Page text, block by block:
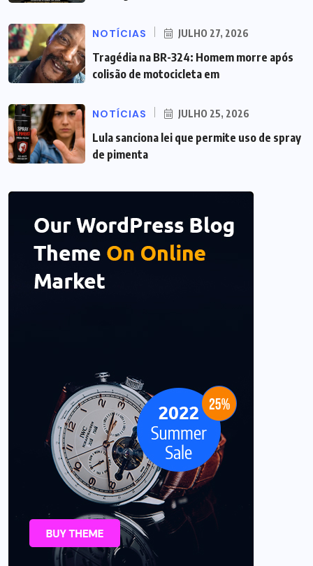
NOTÍCIAS JULHO 27, 2026
Tragédia na BR-324: Homem morre após
colisão de motocicleta em
NOTÍCIAS JULHO 25, 2026
Lula sanciona lei que permite uso de spray
de pimenta